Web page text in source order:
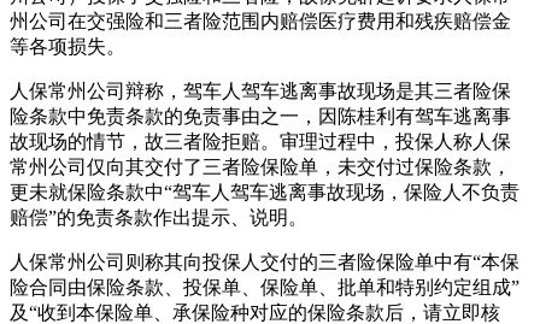
州公司在交强险和三者险范围内赔偿医疗费用和残疾赔偿金
等各项损失。
人保常州公司辩称，驾车人驾车逃离事故现场是其三者险保
险条款中免责条款的免责事由之一，因陈桂利有驾车逃离事
故现场的情节，故三者险拒赔。审理过程中，投保人称人保
常州公司仅向其交付了三者险保险单，未交付过保险条款，
更未就保险条款中“驾车人驾车逃离事故现场，保险人不负责
赔偿”的免责条款作出提示、说明。
人保常州公司则称其向投保人交付的三者险保险单中有“本保
险合同由保险条款、投保单、保险单、批单和特别约定组成”
及“收到本保险单、承保险种对应的保险条款后，请立即核